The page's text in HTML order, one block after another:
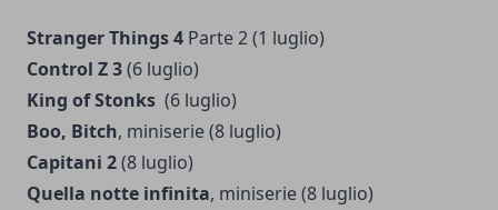
Stranger Things 4 Parte 2 (1 luglio)
Control Z 3(6 luglio)
King of Stonks (6 luglio)
Boo, Bitch, miniserie (8 luglio)
Capitani 2(8 luglio)
Quella notte infinita, miniserie (8 luglio)